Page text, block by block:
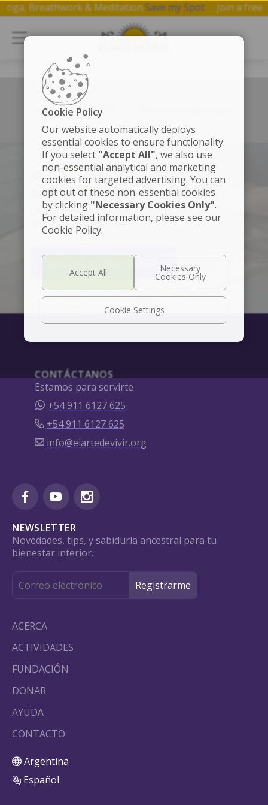
Yoga, Breathwork & Meditation.Save my Spot Join a
Left box align left
SÚMATE A LA MEMBRESÍA
Accede a contenido exclusivo
Clases de yoga, meditaciones, beneficios y
descuentos especiales.
PRUEBA 30 DÍAS GRATIS
CONTÁCTANOS
Estamos para servirte
+54 911 6127 625
+54 911 6127 625
info@elartedevivir.org
NEWSLETTER
Novedades, tips, y sabiduría ancestral para tu
bienestar interior.
ACERCA
ACTIVIDADES
FUNDACIÓN
DONAR
AYUDA
CONTACTO
Argentina
Español
Cookie Policy
Our website automatically deploys
essential cookies to ensure functionality.
If you select "Accept All", we also use
non-essential analytical and marketing
cookies for targeted advertising. You can
opt out of these non-essential cookies
by clicking "Necessary Cookies Only".
For detailed information, please see our
Cookie Policy.
Cookie Settings